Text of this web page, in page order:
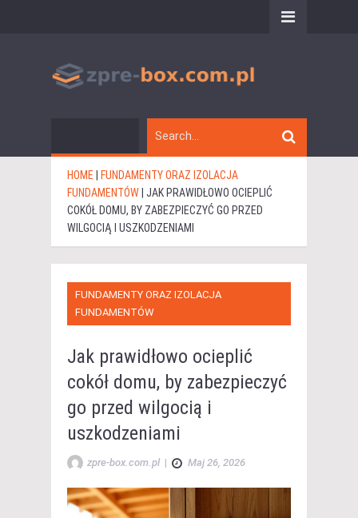
HOME
FUNDAMENTY ORAZ IZOLACJA
FUNDAMENTÓW JAK PRAWIDŁOWO OCIEPLIĆ
COKÓŁ DOMU, BY ZABEZPIECZYĆ GO PRZED
WILGOCIĄ I USZKODZENIAMI
FUNDAMENTY ORAZ IZOLACJA
FUNDAMENTÓW
Jak prawidłowo ocieplić
cokół domu, by zabezpieczyć
go przed wilgocią i
uszkodzeniami
zpre-box.com.pl | Maj 26, 2026